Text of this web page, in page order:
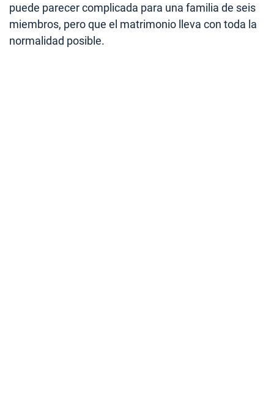
puede parecer complicada para una familia de seis
miembros, pero que el matrimonio lleva con toda la
normalidad posible.